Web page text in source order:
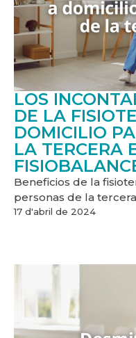
LOS
DE LA
DOMICILIO
LA TERCERA
Beneficios de la
personas de la
17 d'abril de 2024